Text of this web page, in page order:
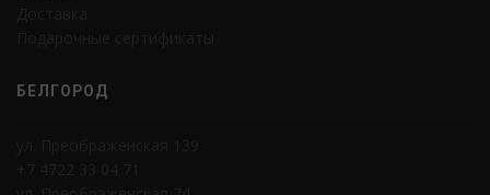
БЕЛГОРОД